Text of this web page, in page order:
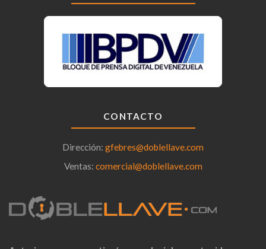
CONTACTO
Dirección: gfebres@doblellave.com
Ventas: comercial@doblellave.com